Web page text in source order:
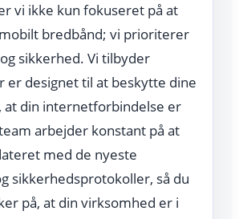
vi ikke kun fokuseret på at
bredbånd; vi prioriterer
sikkerhed. Vi tilbyder
er designet til at beskytte dine
at din internetforbindelse er
arbejder konstant på at
med de nyeste
sikkerhedsprotokoller, så du
på, at din virksomhed er i